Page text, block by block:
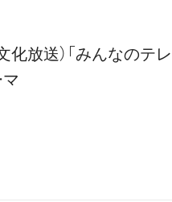
化放送）「みんなのテ